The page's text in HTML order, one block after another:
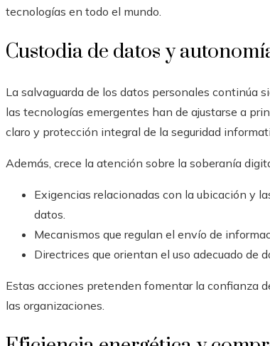
tecnologías en todo el mundo.
Custodia de datos y
La salvaguarda de los datos personales continúa
las tecnologías emergentes han de ajustarse a
claro y protección integral de la seguridad
Además, crece la atención sobre la soberanía
Exigencias relacionadas con la ubicación y
datos.
Mecanismos que regulan el envío de
Directrices que orientan el uso adecuado
Estas acciones pretenden fomentar la confianza
las organizaciones.